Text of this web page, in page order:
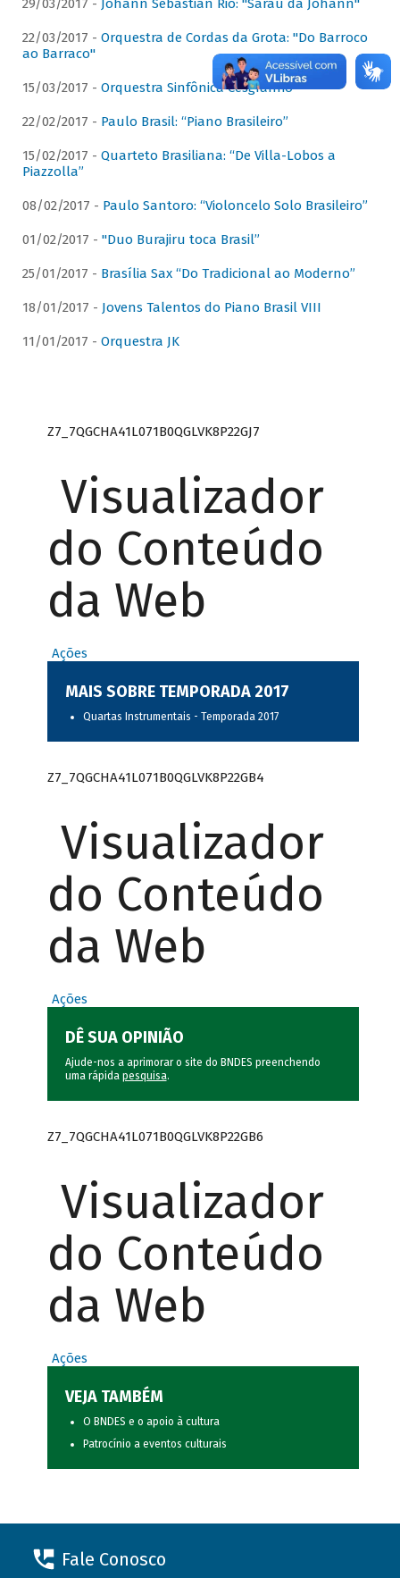
29/03/2017 - Johann Sebastian Rio: "Sarau da Johann"
22/03/2017 - Orquestra de Cordas da Grota: "Do Barroco
ao Barraco"
15/03/2017 - Orquestra Sinfônica Cesgranrio
22/02/2017 - Paulo Brasil: “Piano Brasileiro”
15/02/2017 - Quarteto Brasiliana: “De Villa-Lobos a
Piazzolla”
08/02/2017 - Paulo Santoro: “Violoncelo Solo Brasileiro”
01/02/2017 - "Duo Burajiru toca Brasil”
25/01/2017 - Brasília Sax “Do Tradicional ao Moderno”
18/01/2017 - Jovens Talentos do Piano Brasil VIII
11/01/2017 - Orquestra JK
Z7_7QGCHA41L071B0QGLVK8P22GJ7
Visualizador
do Conteúdo
da Web
Ações
MAIS SOBRE TEMPORADA 2017
Quartas Instrumentais - Temporada 2017
Z7_7QGCHA41L071B0QGLVK8P22GB4
Visualizador
do Conteúdo
da Web
Ações
DÊ SUA OPINIÃO
Ajude-nos a aprimorar o site do BNDES preenchendo
uma rápida pesquisa.
Z7_7QGCHA41L071B0QGLVK8P22GB6
Visualizador
do Conteúdo
da Web
Ações
VEJA TAMBÉM
O BNDES e o apoio à cultura
Patrocínio a eventos culturais
Fale Conosco